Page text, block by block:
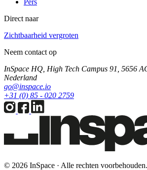
Pers
Direct naar
Zichtbaarheid vergroten
Neem contact op
InSpace HQ, High Tech Campus 91, 5656
Nederland
go@inspace.io
+31 (0) 85 - 020 2759
© 2026 InSpace · Alle rechten voorbehouden.